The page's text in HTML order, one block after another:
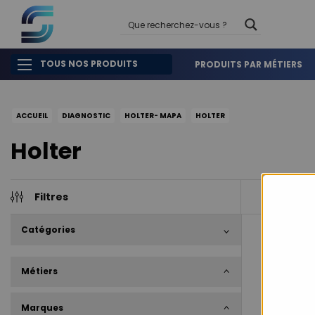
TOUS NOS PRODUITS PRODUITS PAR MÉTIERS
ACCUEIL DIAGNOSTIC HOLTER- MAPA HOLTER
Holter
Filtres
Catégories
Métiers
Marques